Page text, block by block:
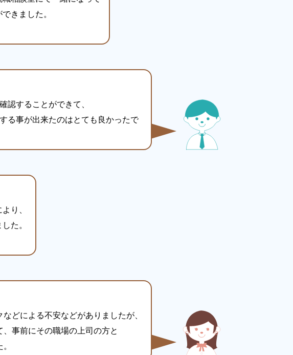
きました。
認することができて、
る事が出来たのはとても良かったで
り、
た。
どによる不安などがありましたが、
事前にその職場の上司の方と